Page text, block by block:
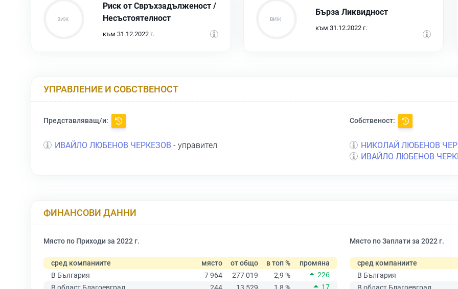
Риск от Свръхзадълженост /
Несъстоятелност
към 31.12.2022 г.
Бърза Ликвидност
към 31.12.2022 г.
УПРАВЛЕНИЕ И СОБСТВЕНОСТ
Представляващ/и:
ИВАЙЛО ЛЮБЕНОВ ЧЕРКЕЗОВ - управител
Собственост:
НИКОЛАЙ ЛЮБЕНОВ
ИВАЙЛО ЛЮБЕНОВ
ФИНАНСОВИ ДАННИ
Място по Приходи за 2022 г.
сред компаниите място от общо в топ %
промяна
В България
7 964 277 019 2,9 %
226
17
Място по Заплати за 2022 г.
сред компаниите
В България